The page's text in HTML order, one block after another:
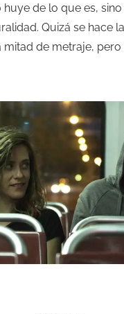
huye de lo que es,
Quizá se hace
mitad de metraje,